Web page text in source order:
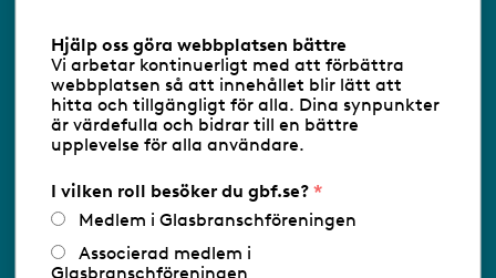
Följ oss via RSS
Databasens namn:www.gbf.se-
Glasbranschföreningen AB - Ansvarig
utgivare: Sofia Wahlgren
Hjälp oss göra webbplatsen bättre
Vi arbetar kontinuerligt med att förbättra
webbplatsen så att innehållet blir lätt att
hitta och tillgängligt för alla. Dina synpunkter
är värdefulla och bidrar till en bättre
upplevelse för alla användare.
I vilken roll besöker du gbf.se?
Medlem i Glasbranschföreningen
Associerad medlem i
Glasbranschföreningen